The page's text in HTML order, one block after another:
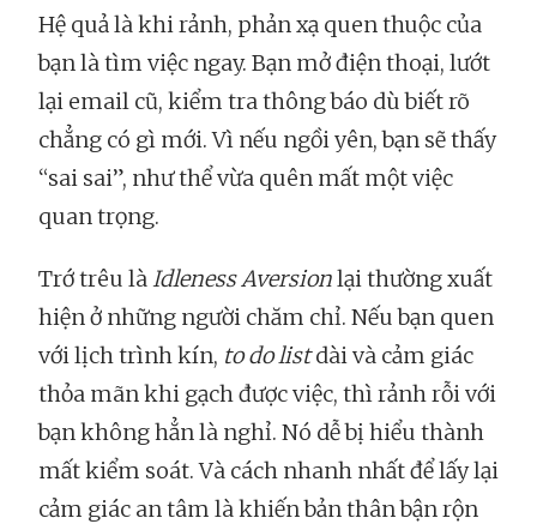
Hệ quả là khi rảnh, phản xạ quen thuộc của
bạn là tìm việc ngay. Bạn mở điện thoại, lướt
lại email cũ, kiểm tra thông báo dù biết rõ
chẳng có gì mới. Vì nếu ngồi yên, bạn sẽ thấy
“sai sai”, như thể vừa quên mất một việc
quan trọng.
Trớ trêu làIdleness Aversionlại thường xuất
hiện ở những người chăm chỉ. Nếu bạn quen
với lịch trình kín, to do listdài và cảm giác
thỏa mãn khi gạch được việc, thì rảnh rỗi với
bạn không hẳn là nghỉ. Nó dễ bị hiểu thành
mất kiểm soát. Và cách nhanh nhất để lấy lại
cảm giác an tâm là khiến bản thân bận rộn